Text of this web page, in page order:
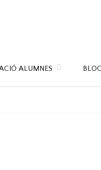
ALUMNES